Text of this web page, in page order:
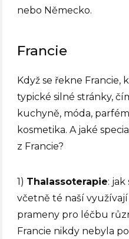
nebo Německo.
Francie
Když se řekne Francie,
typické silné stránky,
kuchyně, móda,
kosmetika. A jaké
z Francie?
1) Thalassoterapie:
včetně té naší
prameny pro léčbu
Francie nikdy nebyla